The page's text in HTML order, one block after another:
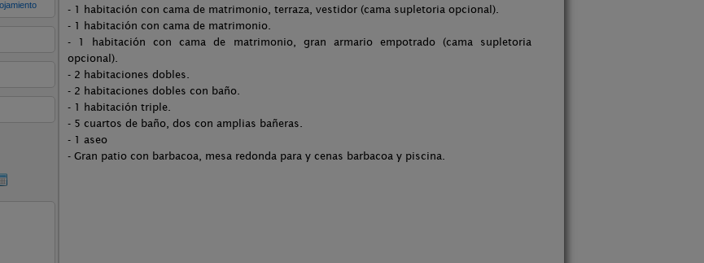
- 1 habitación con cama de matrimonio, terraza, vestidor (cama supletoria opcional).
- 1 habitación con cama de matrimonio.
- 1 habitación con cama de matrimonio, gran armario empotrado (cama supletoria
opcional).
- 2 habitaciones dobles.
- 2 habitaciones dobles con baño.
- 1 habitación triple.
- 5 cuartos de baño, dos con amplias bañeras.
- 1 aseo
- Gran patio con barbacoa, mesa redonda para y cenas barbacoa y piscina.